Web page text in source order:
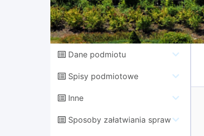
Dane podmiotu
Spisy podmiotowe
Inne
Sposoby załatwiania spraw